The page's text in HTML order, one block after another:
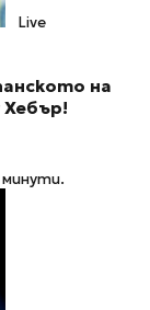
Live
на
Хебър!
минути.